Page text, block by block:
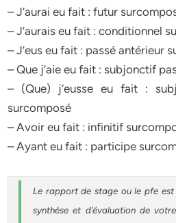
– J’aurai eu fait : futur
– J’aurais eu fait : conditionnel
– J’eus eu fait : passé antérieur
– Que j’aie eu fait : subjonctif
– (Que) j’eusse eu fait :
surcomposé
– Avoir eu fait : infinitif
– Ayant eu fait : participe
Le rapport de stage ou le pfe est
synthèse et d’évaluation de